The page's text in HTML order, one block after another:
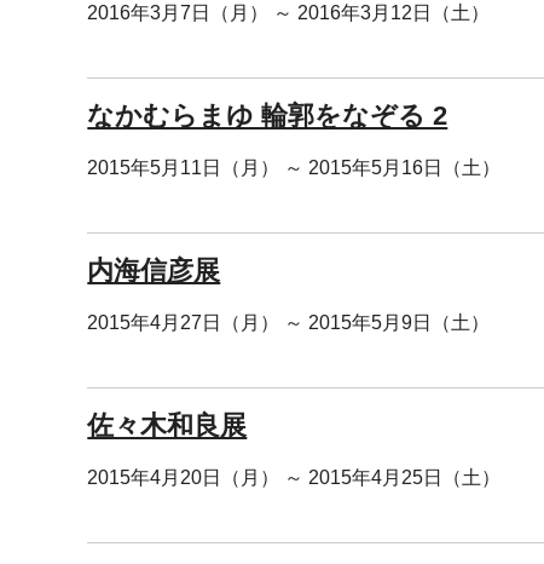
2016年3月7日（月） ～ 2016年3月12日（土）
なかむらまゆ 輪郭をなぞる 2
2015年5月11日（月） ～ 2015年5月16日（土）
内海信彦展
2015年4月27日（月） ～ 2015年5月9日（土）
佐々木和良展
2015年4月20日（月） ～ 2015年4月25日（土）